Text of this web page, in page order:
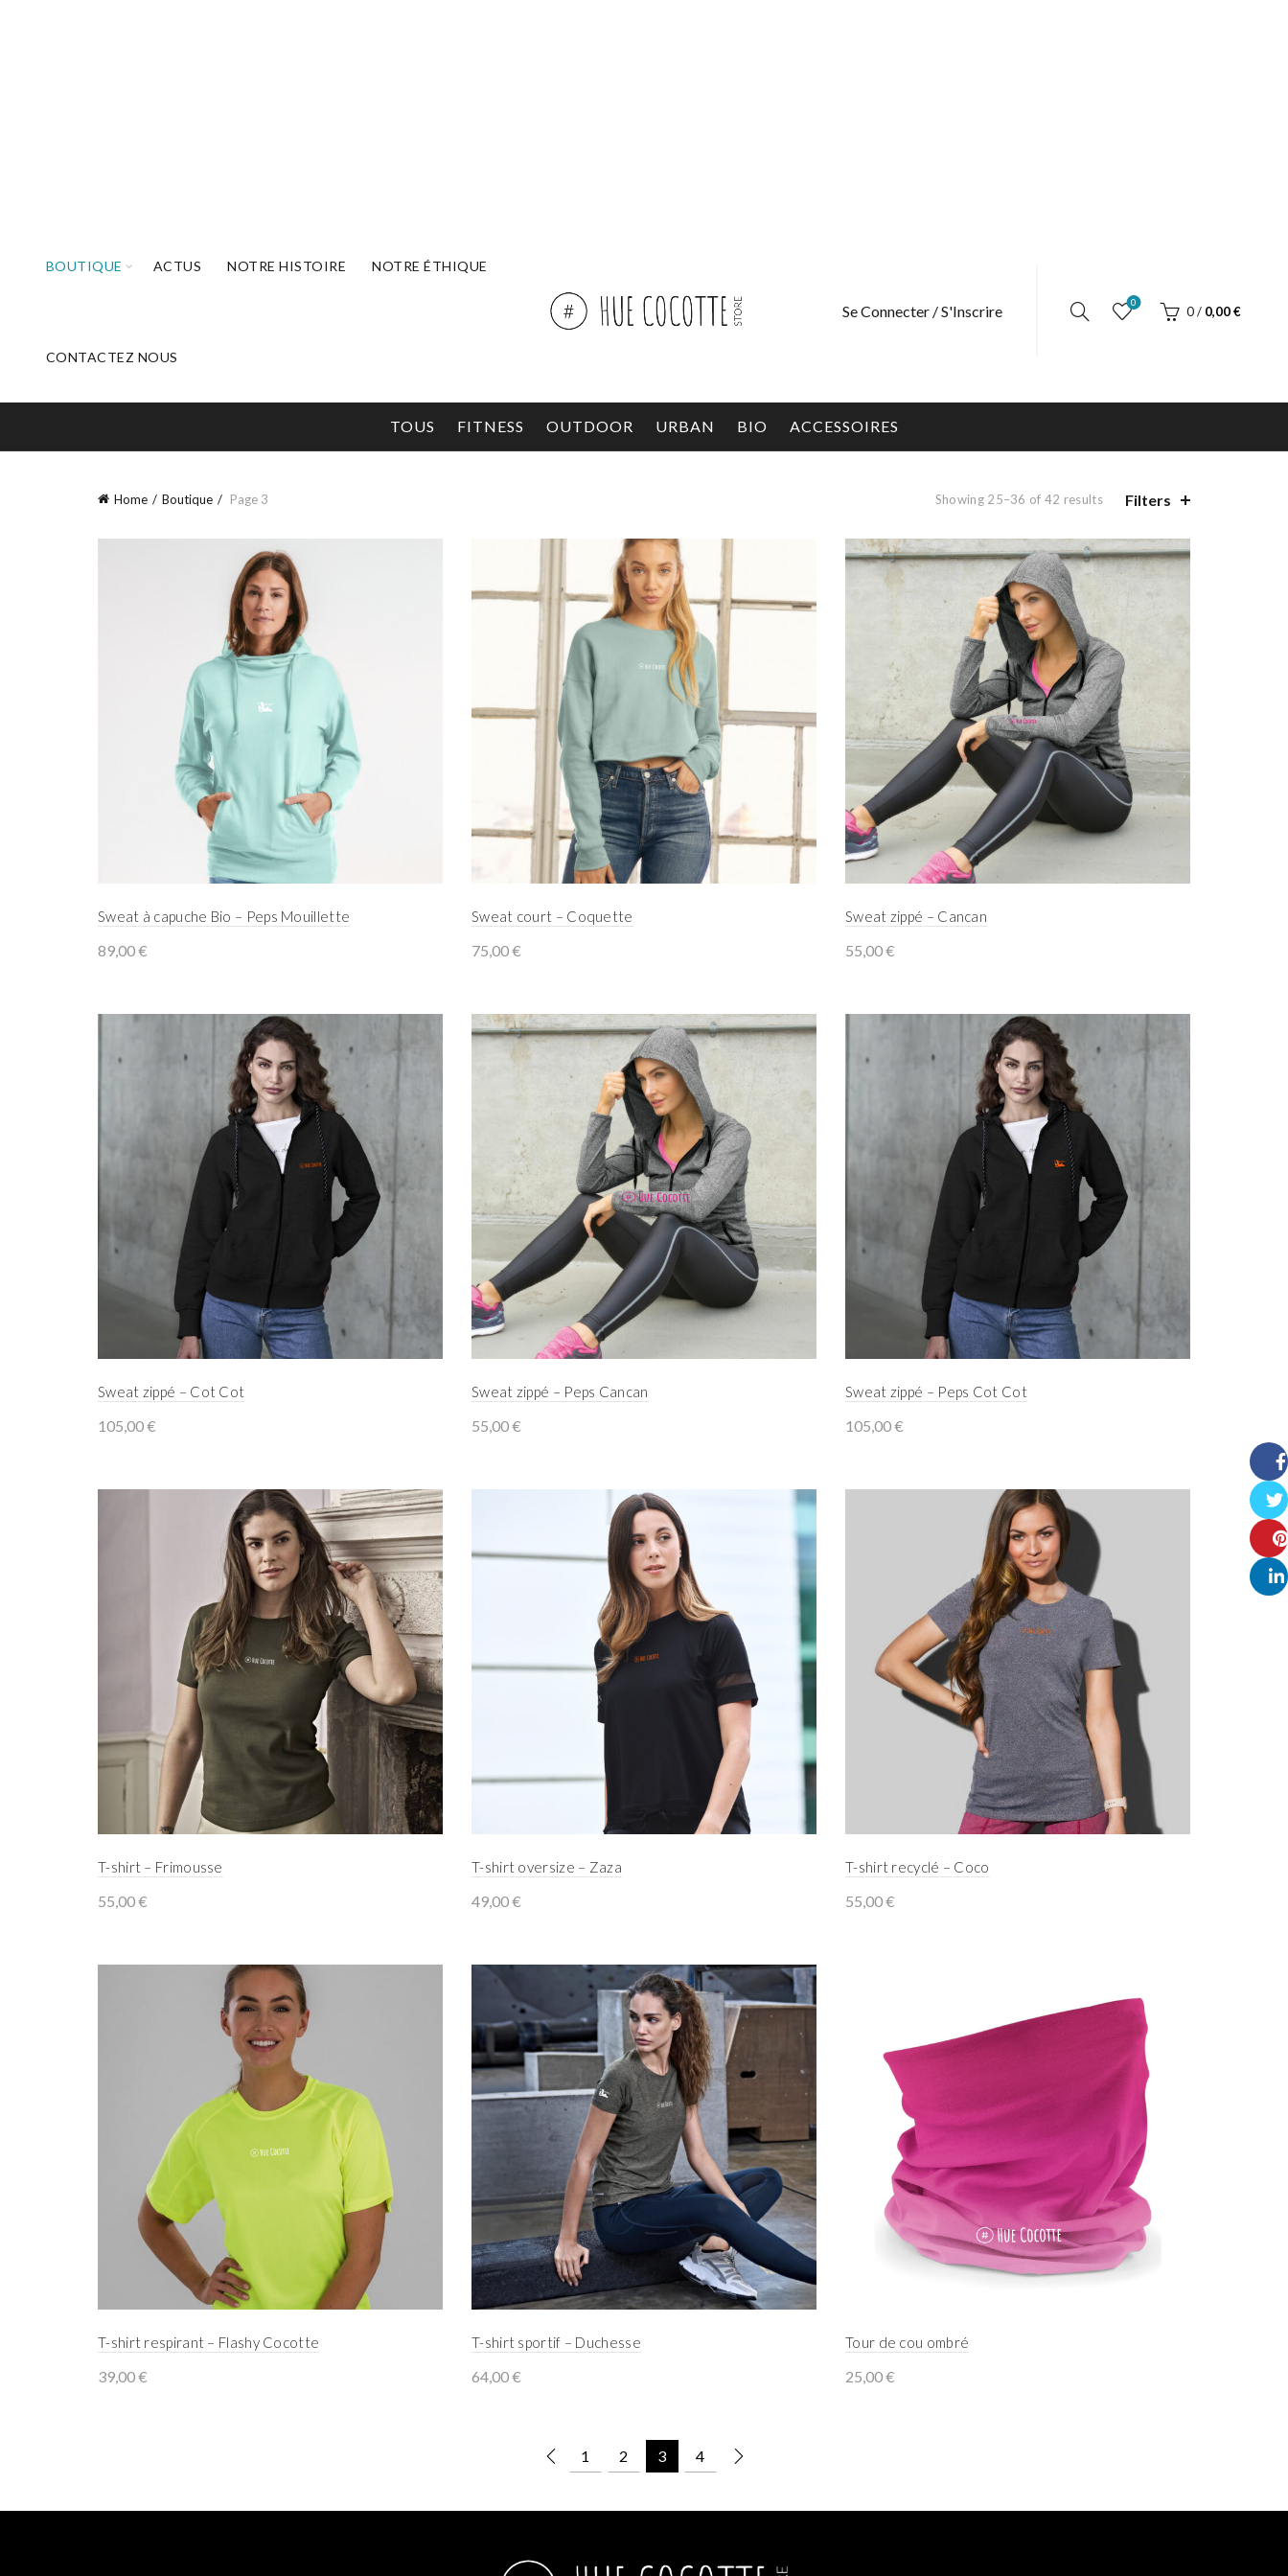
BOUTIQUE ACTUS NOTRE HISTOIRE NOTRE ÉTHIQUE
CONTACTEZ NOUS
Se Connecter / S'Inscrire
0
0 / 0,00€
TOUS FITNESS OUTDOOR URBAN BIO ACCESSOIRES
Home Boutique Page 3 Showing 25–36 of 42 results Filters
Sweat à capuche Bio – Peps Mouillette
89,00€
Sweat court – Coquette
75,00€
Sweat zippé – Cancan
55,00€
Sweat zippé – Cot Cot
105,00€
Sweat zippé – Peps Cancan
55,00€
Sweat zippé – Peps Cot Cot
105,00€
T-shirt – Frimousse
55,00€
T-shirt oversize – Zaza
49,00€
T-shirt recyclé – Coco
55,00€
T-shirt respirant – Flashy Cocotte
39,00€
T-shirt sportif – Duchesse
64,00€
Tour de cou ombré
25,00€
1 2 3 4